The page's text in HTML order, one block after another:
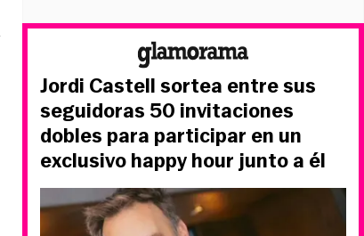
Jordi Castell sortea entre sus
seguidoras 50 invitaciones
dobles para participar en un
exclusivo happy hour junto a él